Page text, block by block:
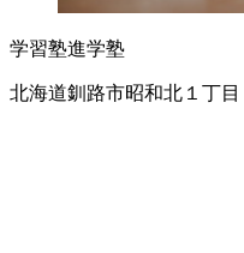
学習塾進学塾
北海道釧路市昭和北１丁目